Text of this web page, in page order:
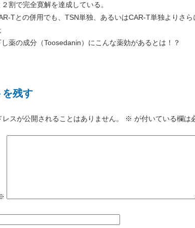
２割で完全寛解を達成している。
Tとの併用でも、TSN単独、あるいはCAR-T単独よりさら
し薬の成分（Toosedanin）にこんな薬効があるとは！？
を残す
レスが公開されることはありません。 ※ が付いている欄は